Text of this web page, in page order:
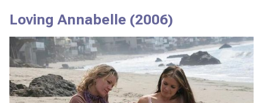
Loving Annabelle (2006)